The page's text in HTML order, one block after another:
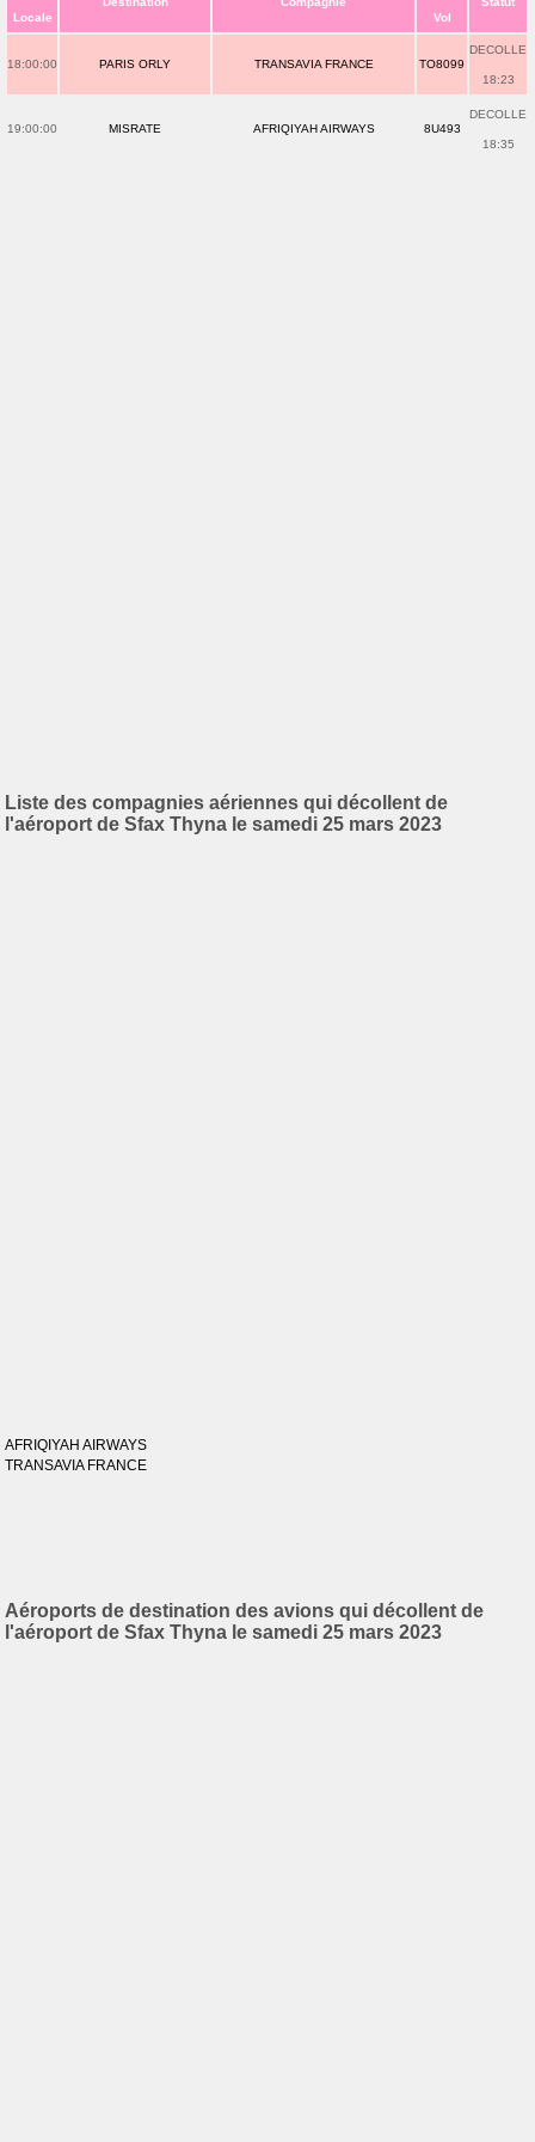
Locale Vol
18:00:00 PARIS ORLY TRANSAVIA FRANCE TO8099
DECOLLE
18:23
19:00:00 MISRATE AFRIQIYAH AIRWAYS 8U493
DECOLLE
18:35
Liste des compagnies aériennes qui décollent de
l'aéroport de Sfax Thyna le samedi 25 mars 2023
AFRIQIYAH AIRWAYS
TRANSAVIA FRANCE
Aéroports de destination des avions qui décollent de
l'aéroport de Sfax Thyna le samedi 25 mars 2023